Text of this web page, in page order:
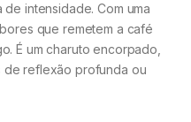
intensidade. Com uma
que remetem a café
É um charuto encorpado,
de reflexão profunda ou